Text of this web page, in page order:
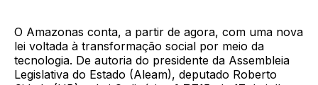
O Amazonas conta, a partir de agora, com uma nova
lei voltada à transformação social por meio da
tecnologia. De autoria do presidente da Assembleia
Legislativa do Estado (Aleam), deputado Roberto